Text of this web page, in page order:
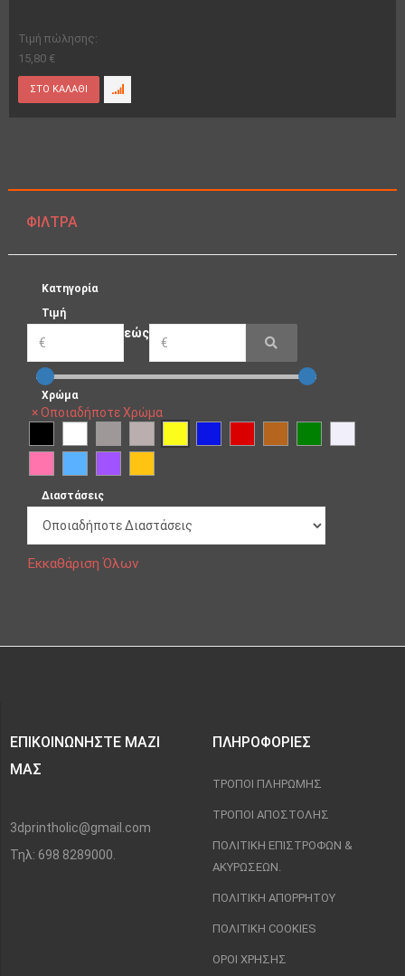
Τιμή πώλησης:
15,80 €
ΦΊΛΤΡΑ
Κατηγορία
Τιμή
εώς
Χρώμα
×Οποιαδήποτε Χρώμα
Διαστάσεις
Εκκαθάριση Όλων
ΕΠΙΚΟΙΝΩΝΉΣΤΕ ΜΑΖΊ
ΜΑΣ
3dprintholic@gmail.com
Τηλ: 698 8289000.
ΠΛΗΡΟΦΟΡΊΕΣ
ΤΡΌΠΟΙ ΠΛΗΡΩΜΉΣ
ΤΡΌΠΟΙ ΑΠΟΣΤΟΛΉΣ
ΠΟΛΙΤΙΚΉ ΕΠΙΣΤΡΟΦΏΝ &
ΑΚΥΡΏΣΕΩΝ.
ΠΟΛΙΤΙΚΉ ΑΠΟΡΡΉΤΟΥ
ΠΟΛΙΤΙΚΉ COOKIES
ΌΡΟΙ ΧΡΉΣΗΣ